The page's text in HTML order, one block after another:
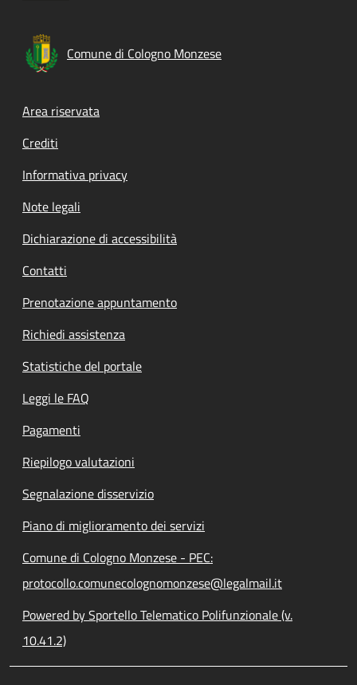
Comune di Cologno Monzese
Footer menu
Area riservata
Crediti
Informativa privacy
Note legali
Dichiarazione di accessibilità
Contatti
Prenotazione appuntamento
Richiedi assistenza
Statistiche del portale
Leggi le FAQ
Pagamenti
Riepilogo valutazioni
Segnalazione disservizio
Piano di miglioramento dei servizi
Comune di Cologno Monzese - PEC:
protocollo.comunecolognomonzese@legalmail.it
Powered by Sportello Telematico Polifunzionale (v.
10.41.2)